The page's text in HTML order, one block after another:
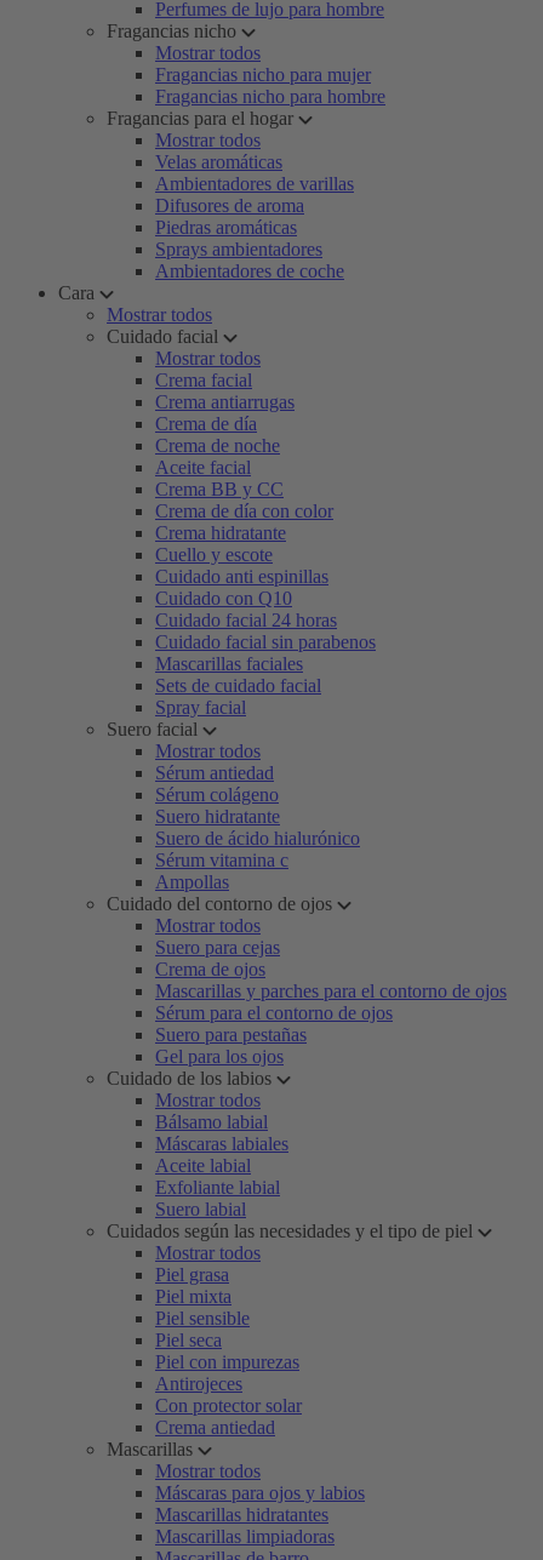
Perfumes de lujo para hombre
Fragancias nicho
Mostrar todos
Fragancias nicho para mujer
Fragancias nicho para hombre
Fragancias para el hogar
Mostrar todos
Velas aromáticas
Ambientadores de varillas
Difusores de aroma
Piedras aromáticas
Sprays ambientadores
Ambientadores de coche
Cara
Mostrar todos
Cuidado facial
Mostrar todos
Crema facial
Crema antiarrugas
Crema de día
Crema de noche
Aceite facial
Crema BB y CC
Crema de día con color
Crema hidratante
Cuello y escote
Cuidado anti espinillas
Cuidado con Q10
Cuidado facial 24 horas
Cuidado facial sin parabenos
Mascarillas faciales
Sets de cuidado facial
Spray facial
Suero facial
Mostrar todos
Sérum antiedad
Sérum colágeno
Suero hidratante
Suero de ácido hialurónico
Sérum vitamina c
Ampollas
Cuidado del contorno de ojos
Mostrar todos
Suero para cejas
Crema de ojos
Mascarillas y parches para el contorno de ojos
Sérum para el contorno de ojos
Suero para pestañas
Gel para los ojos
Cuidado de los labios
Mostrar todos
Bálsamo labial
Máscaras labiales
Aceite labial
Exfoliante labial
Suero labial
Cuidados según las necesidades y el tipo de piel
Mostrar todos
Piel grasa
Piel mixta
Piel sensible
Piel seca
Piel con impurezas
Antirojeces
Con protector solar
Crema antiedad
Mascarillas
Mostrar todos
Máscaras para ojos y labios
Mascarillas hidratantes
Mascarillas limpiadoras